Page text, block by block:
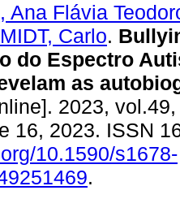
Ana Flávia
Carlo.
do Espectro
as
2023,
16, 2023. ISSN
10.1590/s1678-
.